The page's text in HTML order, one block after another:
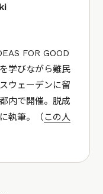
FOR GOOD
学びながら難民
ウェーデンに留
内で開催。脱成
執筆。（この人